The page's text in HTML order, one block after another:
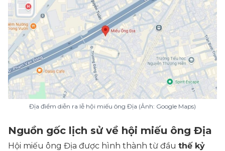
Địa điểm diễn ra lễ hội miếu ông Địa (Ảnh: Google Maps)
Nguồn gốc lịch sử về hội miếu ông Địa
Hội miếu ông Địa được hình thành từ đầu thế kỷ